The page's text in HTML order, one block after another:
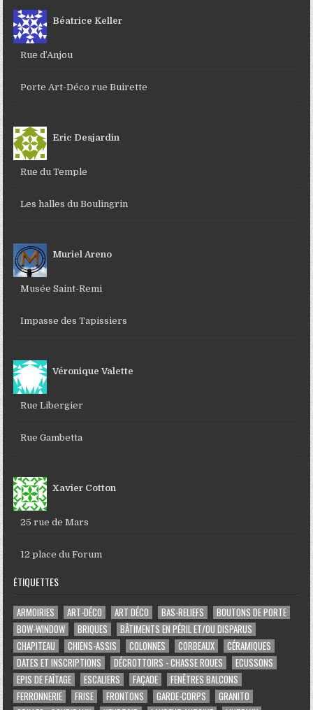
Béatrice Keller
Rue d’Anjou
Porte Art-Déco rue Buirette
Eric Desjardin
Rue du Temple
Les halles du Boulingrin
Muriel Areno
Musée Saint-Remi
Impasse des Tapissiers
Véronique Valette
Rue Libergier
Rue Gambetta
Xavier Cotton
25 rue de Mars
12 place du Forum
ÉTIQUETTES
ARMOIRIES ART-DÉCO ART DÉCO BAS-RELIEFS
BOUTONS DE PORTE
BOW-WINDOW
BRIQUES
BÂTIMENTS EN PÉRIL ET/OU DISPARUS
CHAPITEAU
CHIENS-ASSIS COLONNES CORBEAUX
CÉRAMIQUES
DATES ET INSCRIPTIONS
DÉCROTTOIRS - CHASSE ROUES
ECUSSONS
EPIS DE FAÎTAGE
ESCALIERS FAÇADE
FENÊTRES BALCONS
FERRONNERIE
FRISE FRONTONS GARDE-CORPS
GRANITO